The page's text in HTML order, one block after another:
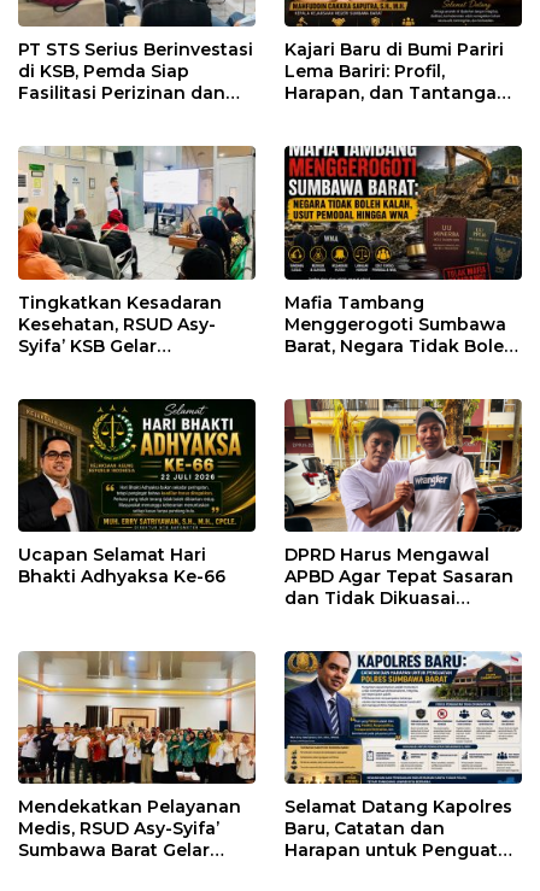
PT STS Serius Berinvestasi
di KSB, Pemda Siap
Fasilitasi Perizinan dan
Kajari Baru di Bumi Pariri
Lema Bariri: Profil,
Harapan, dan Tantangan
Tingkatkan Kesadaran
Kesehatan, RSUD Asy-
Syifa’ KSB Gelar
Mafia Tambang
Menggerogoti Sumbawa
Barat, Negara Tidak Boleh
Ucapan Selamat Hari
Bhakti Adhyaksa Ke-66
DPRD Harus Mengawal
APBD Agar Tepat Sasaran
dan Tidak Dikuasai
Mendekatkan Pelayanan
Medis, RSUD Asy-Syifa’
Sumbawa Barat Gelar
Selamat Datang Kapolres
Baru, Catatan dan
Harapan untuk Penguatan